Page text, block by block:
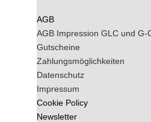
AGB
AGB Impression GLC und G-
Gutscheine
Zahlungsmöglichkeiten
Datenschutz
Impressum
Cookie Policy
Newsletter